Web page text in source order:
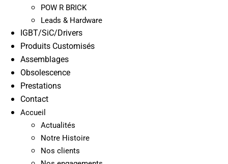
POW R BRICK
Leads & Hardware
IGBT/SiC/Drivers
Produits Customisés
Assemblages
Obsolescence
Prestations
Contact
Accueil
Actualités
Notre Histoire
Nos clients